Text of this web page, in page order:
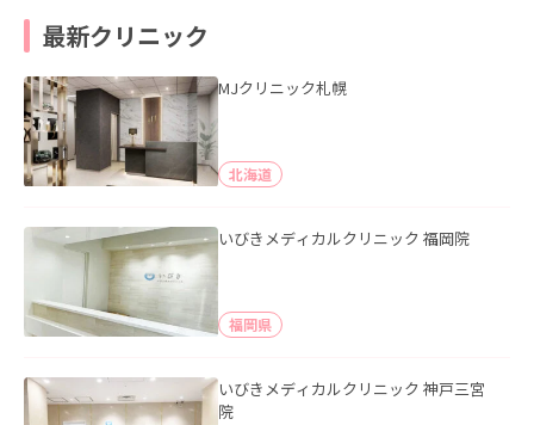
最新クリニック
MJクリニック札幌
北海道
いびきメディカルクリニック 福岡院
福岡県
いびきメディカルクリニック 神戸三宮
院